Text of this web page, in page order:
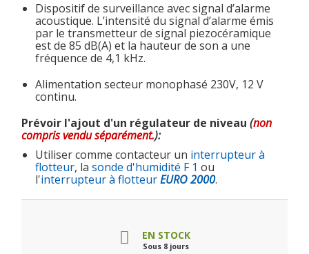
Dispositif de surveillance avec signal d’alarme
acoustique. L’intensité du signal d’alarme émis
par le transmetteur de signal piezocéramique
est de 85 dB(A) et la hauteur de son a une
fréquence de 4,1 kHz.
Alimentation secteur monophasé 230V, 12 V
continu.
Prévoir l'ajout d'un régulateur de niveau (non
comprisvendu séparément.):
Utiliser comme contacteur un interrupteur à
flotteur, la sonde d'humidité F 1 ou
l'interrupteur à flotteurEURO 2000.
EN STOCK
Sous 8 jours